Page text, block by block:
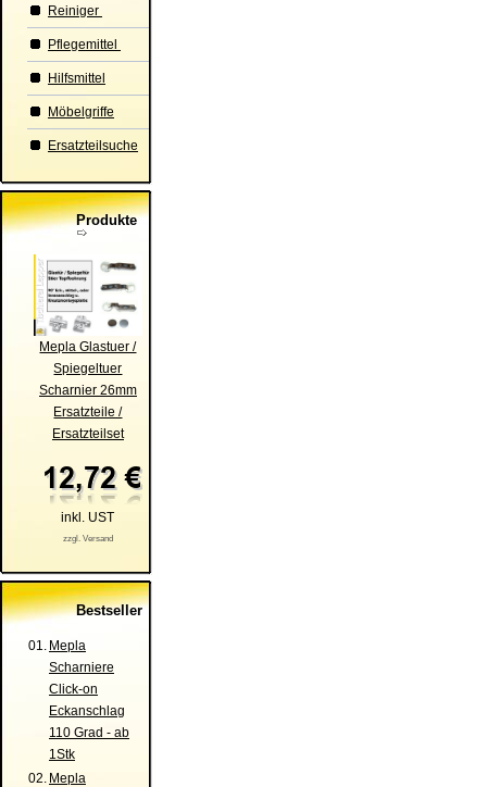
Reiniger
Pflegemittel
Hilfsmittel
Möbelgriffe
Ersatzteilsuche
Produkte
Mepla Glastuer /
Spiegeltuer
Scharnier 26mm
Ersatzteile /
Ersatzteilset
inkl. UST
zzgl. Versand
Bestseller
01. Mepla
Scharniere
Click-on
Eckanschlag
110 Grad - ab
1Stk
02. Mepla